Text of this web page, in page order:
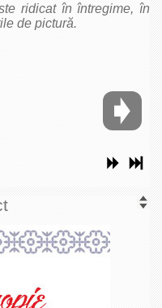
ridicat în întregime, în
de pictură.